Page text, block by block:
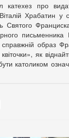
катехез про
Храбатин у
Святого
справжній образ
як
католиком